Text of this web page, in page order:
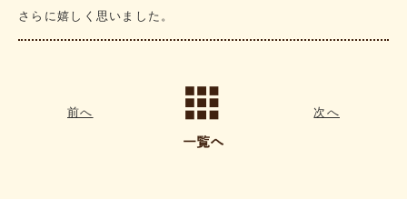
さらに嬉しく思いました。
前へ 次へ